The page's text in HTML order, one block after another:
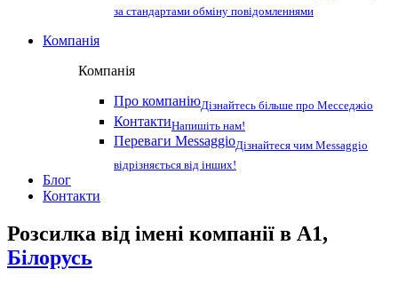
за стандартами обміну повідомленнями
Компанія
Компанія
Про компаніюДізнайтесь більше про Месседжіо
КонтактиНапишіть нам!
Переваги MessaggioДізнайтеся чим Messaggio
відрізняється від інших!
Блог
Контакти
Розсилка від імені компанії в A1,
Білорусь